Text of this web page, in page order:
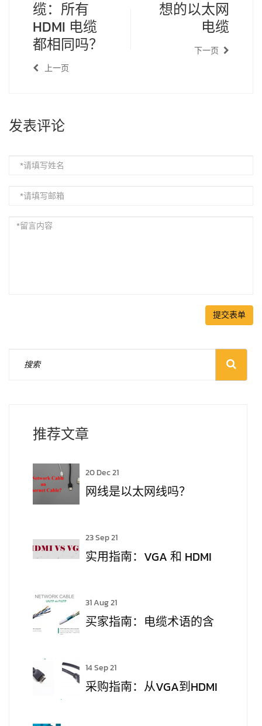
缆：所有
HDMI 电缆
都相同吗？
上一页
想的以太网
电缆
下一页
发表评论
提交表单
推荐文章
20 Dec 21
网线是以太网线吗？
23 Sep 21
实用指南：VGA 和 HDMI
31 Aug 21
买家指南：电缆术语的含
14 Sep 21
采购指南：从VGA到HDMI